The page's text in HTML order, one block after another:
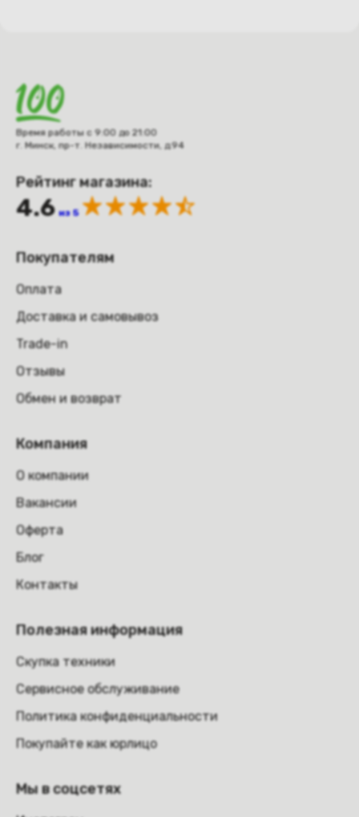
Время работы с 9:00 до 21:00
г. Минск, пр-т. Независимости, д.94
Рейтинг магазина:
4.6 из 5
Покупателям
Оплата
Доставка и самовывоз
Trade-in
Отзывы
Обмен и возврат
Компания
О компании
Вакансии
Оферта
Блог
Контакты
Полезная информация
Скупка техники
Сервисное обслуживание
Политика конфиденциальности
Покупайте как юрлицо
Мы в соцсетях